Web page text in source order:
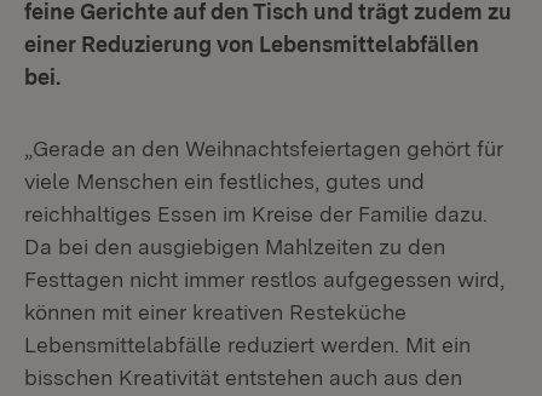
feine Gerichte auf den Tisch und trägt zudem zu
einer Reduzierung von Lebensmittelabfällen
bei.
„Gerade an den Weihnachtsfeiertagen gehört für
viele Menschen ein festliches, gutes und
reichhaltiges Essen im Kreise der Familie dazu.
Da bei den ausgiebigen Mahlzeiten zu den
Festtagen nicht immer restlos aufgegessen wird,
können mit einer kreativen Resteküche
Lebensmittelabfälle reduziert werden. Mit ein
bisschen Kreativität entstehen auch aus den